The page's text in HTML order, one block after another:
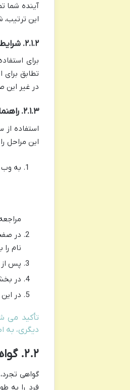
آینده شما
این
۲.۱.۲. شرایط و الزامات دسترسی به سامانه
برای
تطابق
در غیر این
۲.۱.۳. راهنمای گام به گام استفاده از سامانه ثبت من
استفاده از
این مراحل
به
در
نام
پس از
در
در این
تأکید می
دیگری،
۲.۲. گواهی تجرد از سازمان ثبت احوال: سندی معتبر برای اثبات تجرد
گواهی
فرد را به